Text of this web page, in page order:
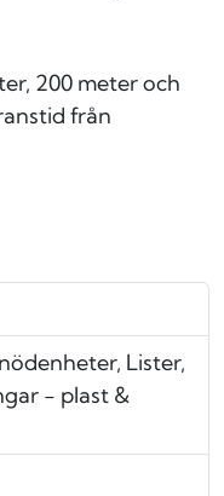
200 meter och
från
Lister,
- plast &